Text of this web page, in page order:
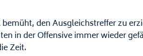
den Ausgleichstreffer zu
in der Offensive immer wieder
Zeit.